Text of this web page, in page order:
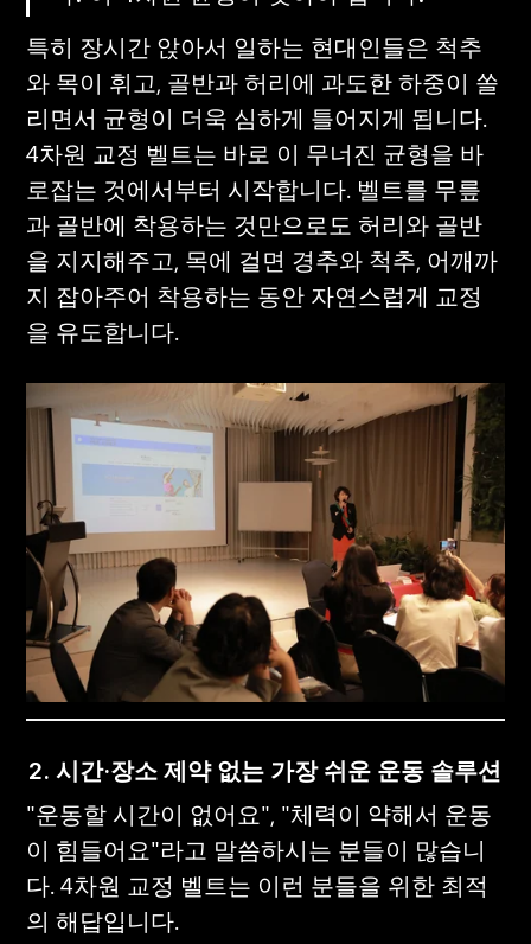
특히 장시간 앉아서 일하는 현대인들은 척추
와 목이 휘고, 골반과 허리에 과도한 하중이 쏠
리면서 균형이 더욱 심하게 틀어지게 됩니다.
4차원 교정 벨트는 바로 이 무너진 균형을 바
로잡는 것에서부터 시작합니다. 벨트를 무릎
과 골반에 착용하는 것만으로도 허리와 골반
을 지지해주고, 목에 걸면 경추와 척추, 어깨까
지 잡아주어 착용하는 동안 자연스럽게 교정
을 유도합니다.
2. 시간·장소 제약 없는 가장 쉬운 운동 솔루션
"운동할 시간이 없어요", "체력이 약해서 운동
이 힘들어요"라고 말씀하시는 분들이 많습니
다. 4차원 교정 벨트는 이런 분들을 위한 최적
의 해답입니다.